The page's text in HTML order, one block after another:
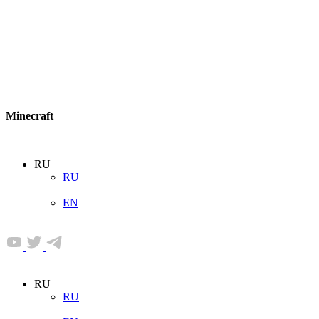
Minecraft
RU
RU
EN
RU
RU